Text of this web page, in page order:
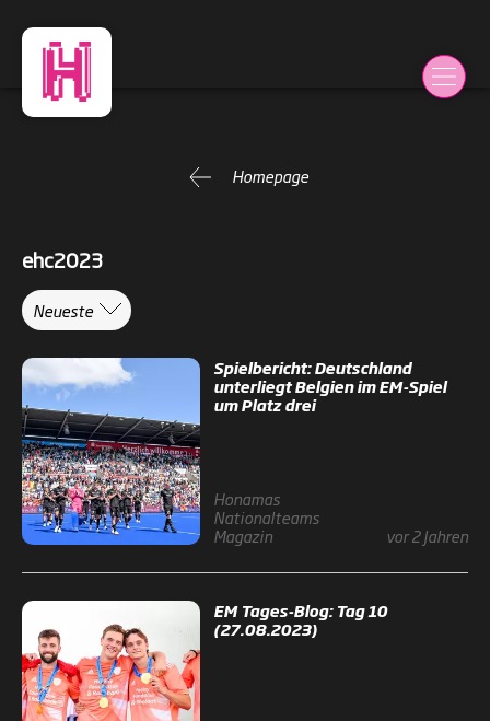
Homepage
ehc2023
Neueste
Spielbericht: Deutschland
unterliegt Belgien im EM-Spiel
um Platz drei
Honamas
Nationalteams
Magazin
vor 2 Jahren
EM Tages-Blog: Tag 10
(27.08.2023)